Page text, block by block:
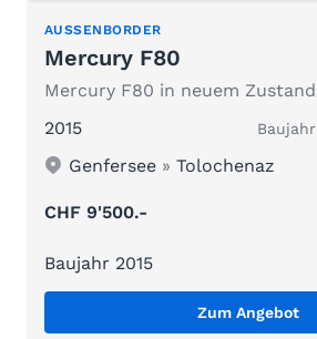
AUSSENBORDER
Mercury F80
Mercury F80 in neuem Zustand
2015
Baujahr
Genfersee »Tolochenaz
CHF 9'500.-
Baujahr 2015
Zum Angebot